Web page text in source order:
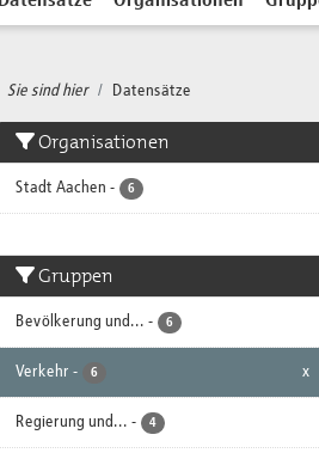
Sie sind hier Datensätze
Organisationen
Stadt Aachen - 6
Gruppen
Bevölkerung und... - 6
Verkehr - 6 x
Regierung und... - 4